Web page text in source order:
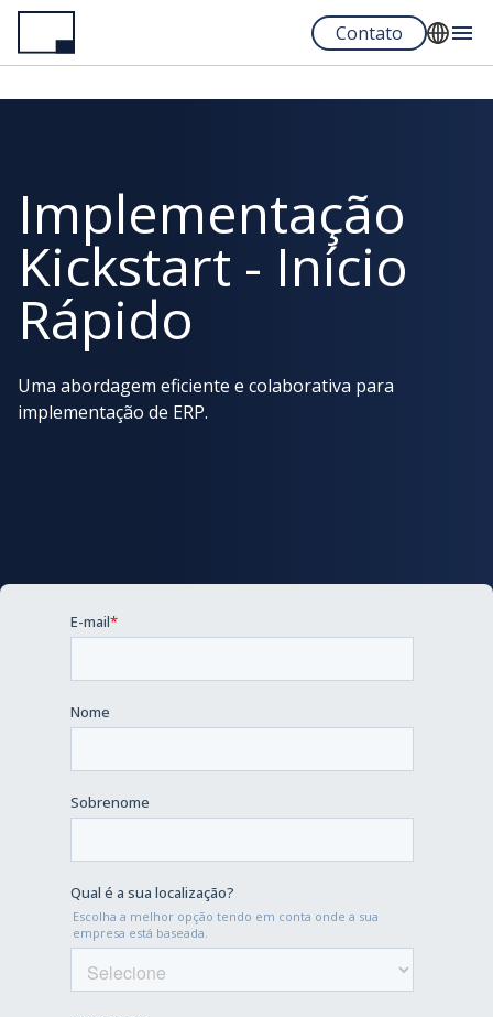
Pular
o
Contato
English
Portuguese
Implementação
Kickstart - Início
Rápido
Uma abordagem eficiente e colaborativa para
implementação de ERP.